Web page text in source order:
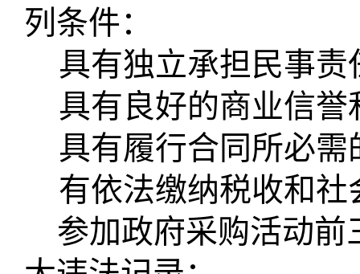
列条件：
具有独立承担民事责
具有良好的商业信
具有履行合同所必
有依法缴纳税收和
参加政府采购活动